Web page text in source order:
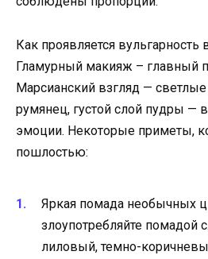
Как проявляется вульгарность
Гламурный макияж – главный
Марсианский взгляд —
румянец, густой слой пудры —
эмоции. Некоторые приметы,
пошлостью:
Яркая помада необычных
злоупотребляйте помадой
лиловый, темно-